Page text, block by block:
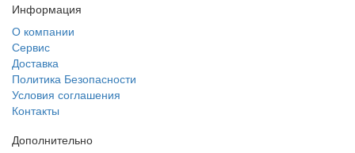
Информация
О компании
Сервис
Доставка
Политика Безопасности
Условия соглашения
Контакты
Дополнительно